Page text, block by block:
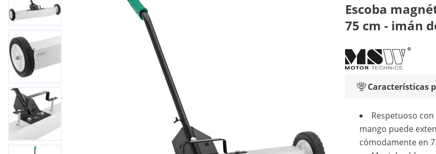
Escoba
75 cm - imán
Características
Respetuoso con
mango puede
cómodamente en